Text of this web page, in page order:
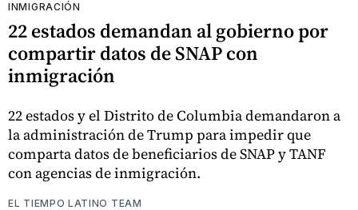
INMIGRACIÓN
22 estados demandan al gobierno por
compartir datos de SNAP con
inmigración
22 estados y el Distrito de Columbia demandaron a
la administración de Trump para impedir que
comparta datos de beneficiarios de SNAP y TANF
con agencias de inmigración.
EL TIEMPO LATINO TEAM